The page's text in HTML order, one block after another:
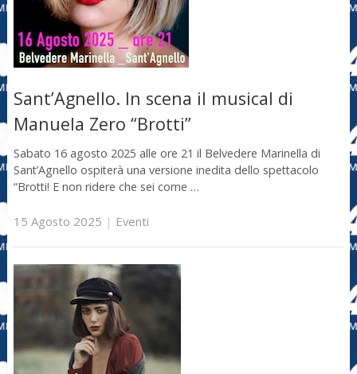
Sant’Agnello. In scena il musical di
Manuela Zero “Brotti”
Sabato 16 agosto 2025 alle ore 21 il Belvedere Marinella di
Sant’Agnello ospiterà una versione inedita dello spettacolo
“Brotti! E non ridere che sei come …
15 Agosto 2025 | Eventi